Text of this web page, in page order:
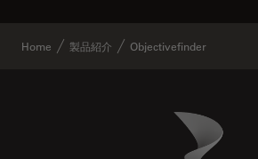
Home 製品紹介 Objectivefinder
Danaher Logo